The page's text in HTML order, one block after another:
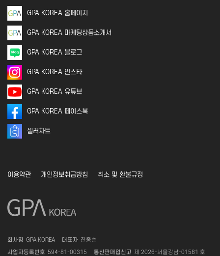
GPA KOREA 홈페이지
GPA KOREA 마케팅상품소개서
GPA KOREA 블로그
GPA KOREA 인스타
GPA KOREA 유튜브
GPA KOREA 페이스북
셀러차트
이용약관 개인정보취급방침 취소 및 환불규정
회사명 GPA KOREA 대표자 진종순
사업자등록번호 594-81-00315 통신판매업신고 제 2026-서울강남-01581 호